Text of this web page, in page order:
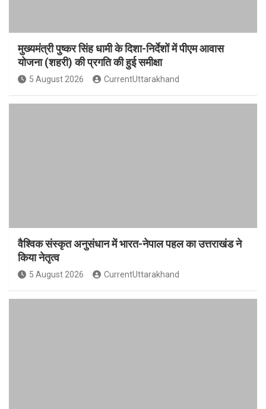
मुख्यमंत्री पुष्कर सिंह धामी के दिशा-निर्देशों में पीएम आवास
योजना (शहरी) की प्रगति की हुई समीक्षा
5 August 2026 CurrentUttarakhand
वैश्विक संस्कृत अनुसंधान में भारत-नेपाल पहल का उत्तराखंड ने
किया नेतृत्व
5 August 2026 CurrentUttarakhand